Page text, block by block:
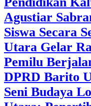
Agustiar
Siswa Secara
Utara Gelar
Pemilu
DPRD Barito
Seni Budaya